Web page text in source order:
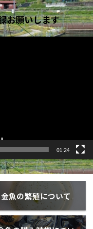
お願いします
01:24
金魚の繁殖について